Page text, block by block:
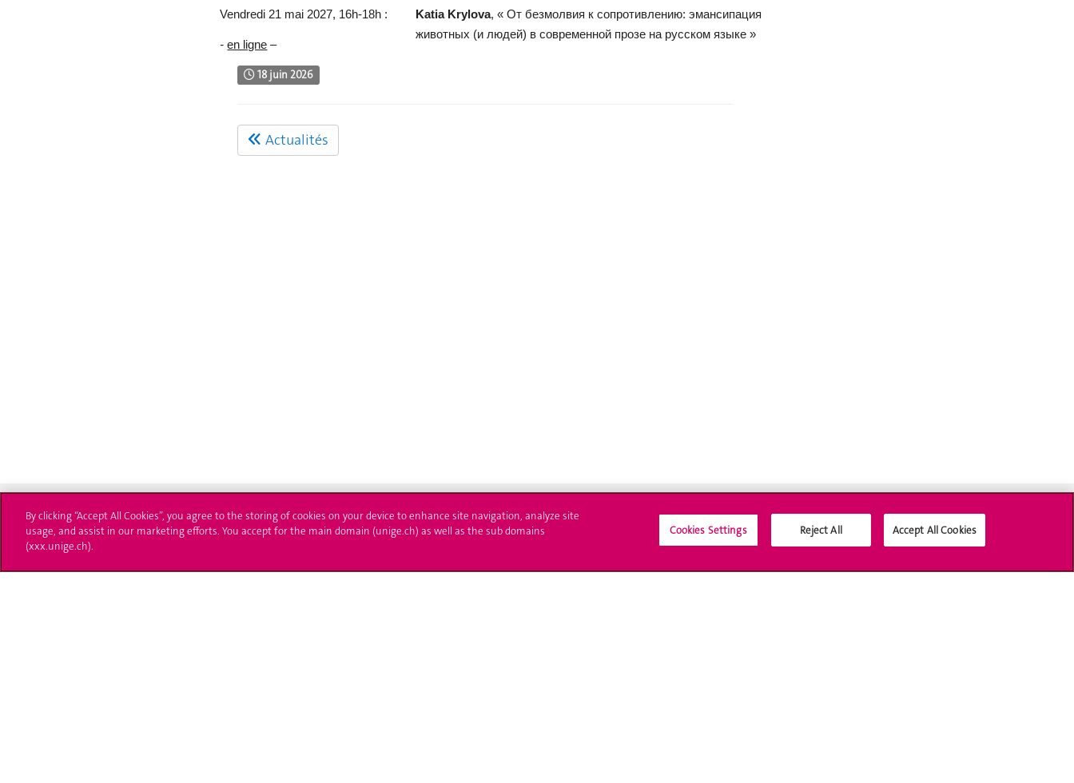
Vendredi 21 mai 2027, 16h-18h :
-en ligne –
Katia Krylova, « От безмолвия к сопротивлению: эмансипация
животных (и людей) в современной прозе на русском языке »
18 juin 2026
Actualités
Université de Genève S'inscrire à l'UNIGE L'UNIGE vous informe Médias sociaux UNIGE
By clicking “Accept All Cookies”, you agree to the storing of cookies on your device to enhance site navigation, analyze site
usage, and assist in our marketing efforts. You accept for the main domain (unige.ch) as well as the sub domains
(xxx.unige.ch).
Cookies Settings Reject All Accept All Cookies